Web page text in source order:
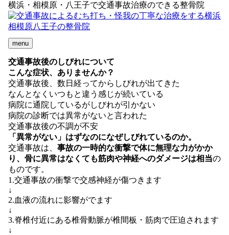
横浜・相模原・八王子で交通事故治療のできる整骨院
menu
交通事故後のしびれについて
こんな症状、ありませんか？
交通事故後、数日経ってからしびれが出てきた
なんとなくいつもと違う感じが続いている
病院に通院しているがしびれが引かない
病院の診断では異常がないと言われた
交通事故後の不調が不安
「異常がない」はずなのになぜしびれているのか。
交通事故は、 事故の一時的な衝撃で体に無理な力がかか
り、骨に異常はなくても筋肉や神経へのダメージは相当の
ものです。
1.交通事故の衝撃で交感神経が傷つきます
↓
2.血液の流れに影響がでます
↓
3.脊椎付近にある椎骨動脈が椎間板・筋肉で圧迫されます
↓